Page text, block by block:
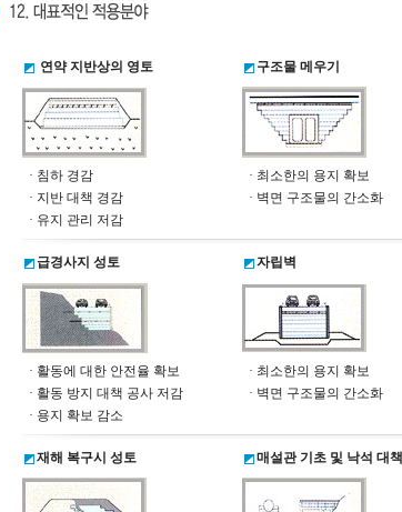
연약 지반상의 영토 구조물 메우기
· 침하 경감
· 지반 대책 경감
· 유지 관리 저감
· 최소한의 용지 확보
· 벽면 구조물의 간소화
급경사지 성토 자립벽
· 활동에 대한 안전율 확보
· 활동 방지 대책 공사 저감
· 용지 확보 감소
· 최소한의 용지 확보
· 벽면 구조물의 간소화
재해 복구시 성토 매설관 기초 및 낙석 대책